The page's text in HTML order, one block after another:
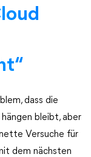
dass die
bleibt, aber
Versuche für
dem nächsten